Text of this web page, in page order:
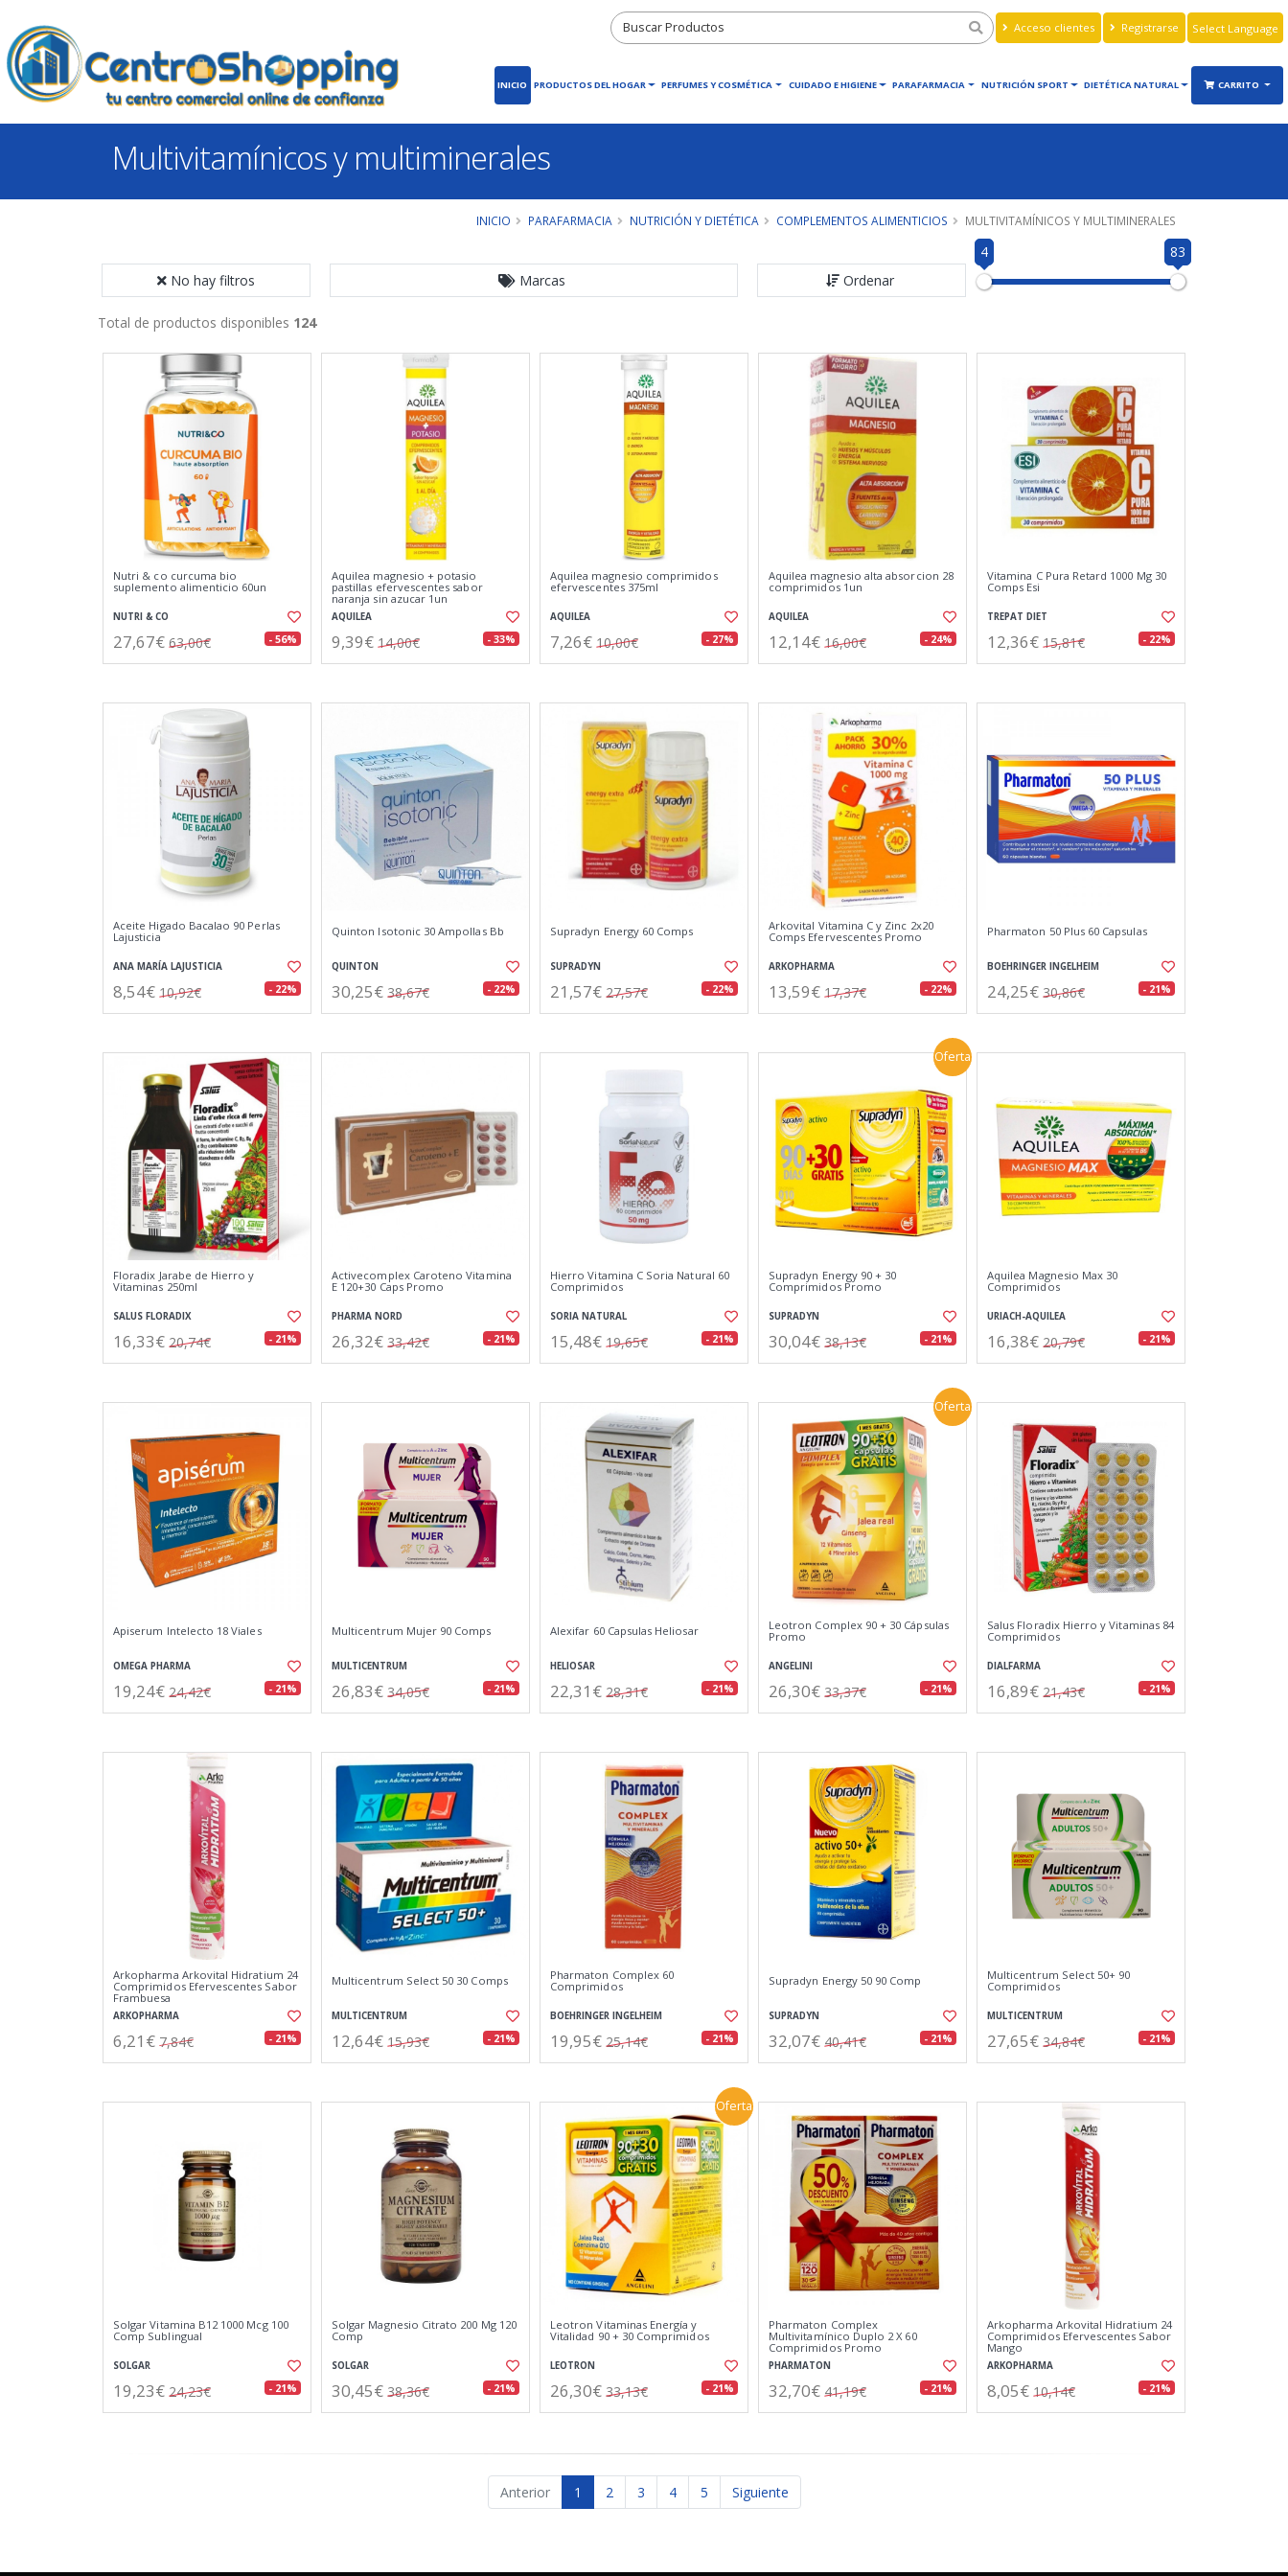
Acceso clientes Registrarse
Translate
INICIO PRODUCTOS DEL HOGAR PERFUMES Y COSMÉTICA CUIDADO E HIGIENE PARAFARMACIA NUTRICIÓN SPORT DIETÉTICA NATURAL CARRITO
Multivitamínicos y multiminerales
INICIO PARAFARMACIA NUTRICIÓN Y DIETÉTICA COMPLEMENTOS ALIMENTICIOS MULTIVITAMÍNICOS Y MULTIMINERALES
No hay filtros Marcas Ordenar
4 83
Total de productos disponibles 124
Nutri & co curcuma bio
suplemento alimenticio 60un
NUTRI & CO
27,67€ 63,00€ - 56%
Aquilea magnesio + potasio
pastillas efervescentes sabor
naranja sin azucar 1un
AQUILEA
9,39€ 14,00€ - 33%
Aquilea magnesio comprimidos
efervescentes 375ml
AQUILEA
7,26€ 10,00€ - 27%
Aquilea magnesio alta absorcion 28
comprimidos 1un
AQUILEA
12,14€ 16,00€ - 24%
Vitamina C Pura Retard 1000 Mg 30
Comps Esi
TREPAT DIET
12,36€ 15,81€ - 22%
Aceite Higado Bacalao 90 Perlas
Lajusticia
ANA MARÍA LAJUSTICIA
8,54€ 10,92€ - 22%
Quinton Isotonic 30 Ampollas Bb
QUINTON
30,25€ 38,67€ - 22%
Supradyn Energy 60 Comps
SUPRADYN
21,57€ 27,57€ - 22%
Arkovital Vitamina C y Zinc 2x20
Comps Efervescentes Promo
ARKOPHARMA
13,59€ 17,37€ - 22%
Pharmaton 50 Plus 60 Capsulas
BOEHRINGER INGELHEIM
24,25€ 30,86€ - 21%
Floradix Jarabe de Hierro y
Vitaminas 250ml
SALUS FLORADIX
16,33€ 20,74€ - 21%
Activecomplex Caroteno Vitamina
E 120+30 Caps Promo
PHARMA NORD
26,32€ 33,42€ - 21%
Hierro Vitamina C Soria Natural 60
Comprimidos
SORIA NATURAL
15,48€ 19,65€ - 21%
Oferta
Supradyn Energy 90 + 30
Comprimidos Promo
SUPRADYN
30,04€ 38,13€ - 21%
Aquilea Magnesio Max 30
Comprimidos
URIACH-AQUILEA
16,38€ 20,79€ - 21%
Apiserum Intelecto 18 Viales
OMEGA PHARMA
19,24€ 24,42€ - 21%
Multicentrum Mujer 90 Comps
MULTICENTRUM
26,83€ 34,05€ - 21%
Alexifar 60 Capsulas Heliosar
HELIOSAR
22,31€ 28,31€ - 21%
Oferta
Leotron Complex 90 + 30 Cápsulas
Promo
ANGELINI
26,30€ 33,37€ - 21%
Salus Floradix Hierro y Vitaminas 84
Comprimidos
DIALFARMA
16,89€ 21,43€ - 21%
Arkopharma Arkovital Hidratium 24
Comprimidos Efervescentes Sabor
Frambuesa
ARKOPHARMA
6,21€ 7,84€ - 21%
Multicentrum Select 50 30 Comps
MULTICENTRUM
12,64€ 15,93€ - 21%
Pharmaton Complex 60
Comprimidos
BOEHRINGER INGELHEIM
19,95€ 25,14€ - 21%
Supradyn Energy 50 90 Comp
SUPRADYN
32,07€ 40,41€ - 21%
Multicentrum Select 50+ 90
Comprimidos
MULTICENTRUM
27,65€ 34,84€ - 21%
Solgar Vitamina B12 1000 Mcg 100
Comp Sublingual
SOLGAR
19,23€ 24,23€ - 21%
Solgar Magnesio Citrato 200 Mg 120
Comp
SOLGAR
30,45€ 38,36€ - 21%
Oferta
Leotron Vitaminas Energía y
Vitalidad 90 + 30 Comprimidos
LEOTRON
26,30€ 33,13€ - 21%
Pharmaton Complex
Multivitamínico Duplo 2 X 60
Comprimidos Promo
PHARMATON
32,70€ 41,19€ - 21%
Arkopharma Arkovital Hidratium 24
Comprimidos Efervescentes Sabor
Mango
ARKOPHARMA
8,05€ 10,14€ - 21%
Anterior 1 2 3 4 5 Siguiente